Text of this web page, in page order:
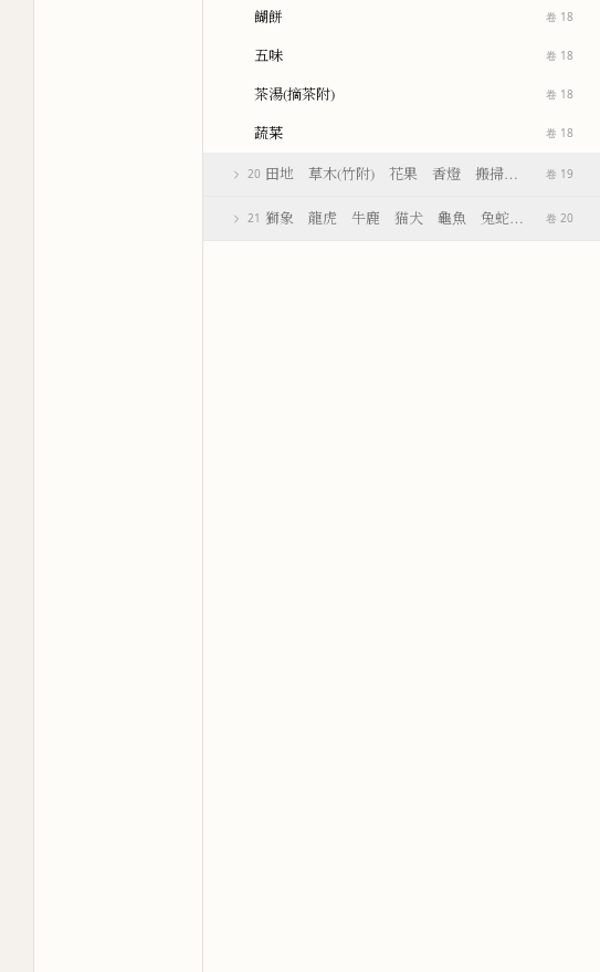
餬餅 卷 18
五味 卷 18
茶湯(摘茶附) 卷 18
蔬菜 卷 18
20 田地 草木(竹附) 花果 香燈 搬掃 紫薪卷 19
21 獅象 龍虎 牛鹿 猫犬 龜魚 兔蛇 飛走卷 20